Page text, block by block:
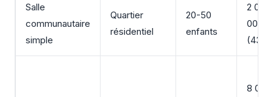
Salle
communautaire
simple
Quartier
résidentiel
20-50
enfants
2 000
000
(43 –
8 000